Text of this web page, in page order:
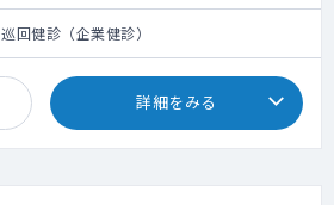
巡回健診（企業健診）
詳細をみる